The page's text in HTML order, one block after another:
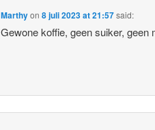
Marthyon8 juli 2023 at 21:57said:
Gewone koffie, geen suiker,